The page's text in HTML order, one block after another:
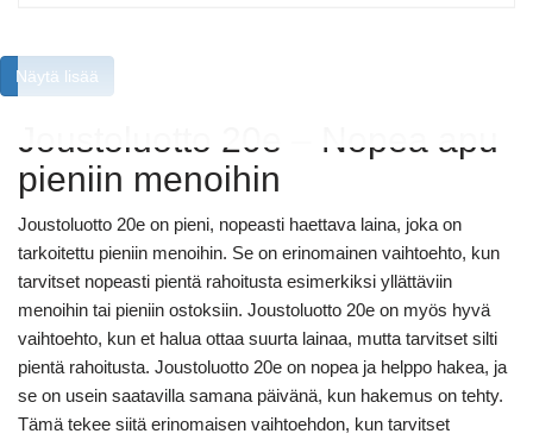
Näytä lisää
Joustoluotto 20e – Nopea apu
pieniin menoihin
Joustoluotto 20e on pieni, nopeasti haettava laina, joka on
tarkoitettu pieniin menoihin. Se on erinomainen vaihtoehto, kun
tarvitset nopeasti pientä rahoitusta esimerkiksi yllättäviin
menoihin tai pieniin ostoksiin. Joustoluotto 20e on myös hyvä
vaihtoehto, kun et halua ottaa suurta lainaa, mutta tarvitset silti
pientä rahoitusta. Joustoluotto 20e on nopea ja helppo hakea, ja
se on usein saatavilla samana päivänä, kun hakemus on tehty.
Tämä tekee siitä erinomaisen vaihtoehdon, kun tarvitset